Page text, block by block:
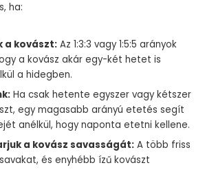
ha:
a kovászt: Az 1:3:3 vagy 1:5:5 arányok
a kovász akár egy-két hetet is
a hidegben.
Ha csak hetente egyszer vagy kétszer
egy magasabb arányú etetés segít
anélkül, hogy naponta etetni kellene.
a kovász savasságát: A több friss
és enyhébb ízű kovászt